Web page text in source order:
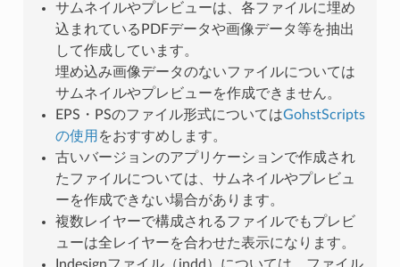
サムネイルやプレビューは、各ファイルに埋め
込まれているPDFデータや画像データ等を抽出
して作成しています。
埋め込み画像データのないファイルについては
サムネイルやプレビューを作成できません。
EPS・PSのファイル形式についてはGohstScripts
の使用 をおすすめします。
古いバージョンのアプリケーションで作成され
たファイルについては、サムネイルやプレビュ
ーを作成できない場合があります。
複数レイヤーで構成されるファイルでもプレビ
ューは全レイヤーを合わせた表示になります。